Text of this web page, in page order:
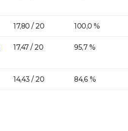
17,80 / 20 100,0 %
17,47 / 20 95,7 %
14,43 / 20 84,6 %